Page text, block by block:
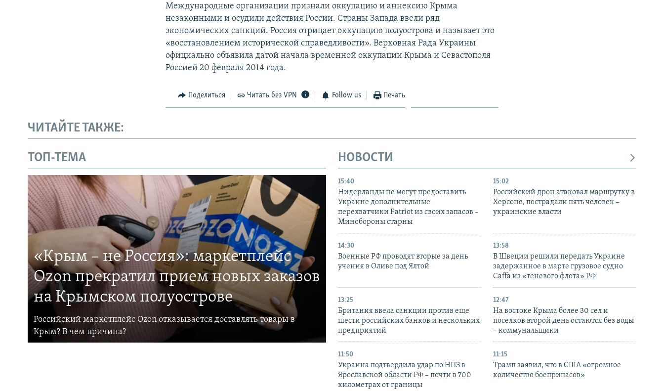
Международные организации признали оккупацию и аннексию Крыма
незаконными и осудили действия России. Страны Запада ввели ряд
экономических санкций. Россия отрицает оккупацию полуострова и называет это
«восстановлением исторической справедливости». Верховная Рада Украины
официально объявила датой начала временной оккупации Крыма и Севастополя
Россией 20 февраля 2014 года.
Поделиться Читать без VPN Follow us Печать
ЧИТАЙТЕ ТАКЖЕ:
ТОП-ТЕМА
«Крым – не Россия»: маркетплейс
Ozon прекратил прием новых заказов
на Крымском полуострове
Российский маркетплейс Ozon отказывается доставлять товары в
Крым? В чем причина?
НОВОСТИ
15:40
Нидерланды не могут предоставить
Украине дополнительные
перехватчики Patriot из своих запасов –
Минобороны старны
15:02
Российский дрон атаковал маршрутку в
Херсоне, пострадали пять человек –
украинские власти
14:30
Военные РФ проводят вторые за день
учения в Оливе под Ялтой
13:58
В Швеции решили передать Украине
задержанное в марте грузовое судно
Caffa из «теневого флота» РФ
13:25
Британия ввела санкции против еще
шести российских банков и нескольких
предприятий
12:47
На востоке Крыма более 30 сел и
поселков второй день остаются без воды
– коммунальщики
11:50
Украина подтвердила удар по НПЗ в
Ярославской области РФ – почти в 700
километрах от границы
11:15
Трамп заявил, что в США «огромное
количество боеприпасов»